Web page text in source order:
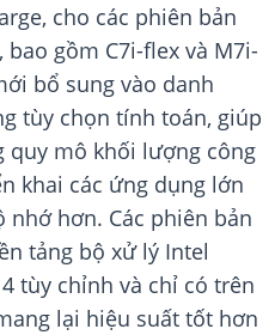
cho các phiên bản
bao gồm C7i-flex và M7i-
bổ sung vào danh
tùy chọn tính toán, giúp
quy mô khối lượng công
khai các ứng dụng lớn
nhớ hơn. Các phiên bản
tảng bộ xử lý Intel
tùy chỉnh và chỉ có trên
lại hiệu suất tốt hơn